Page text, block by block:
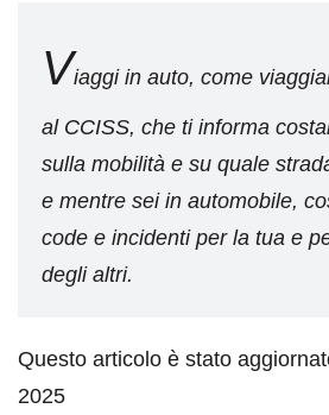
Viaggi in auto, come
al CCISS, che ti informa
sulla mobilità e su quale
e mentre sei in automobile,
code e incidenti per la tua e
degli altri.
Questo articolo è stato
2025